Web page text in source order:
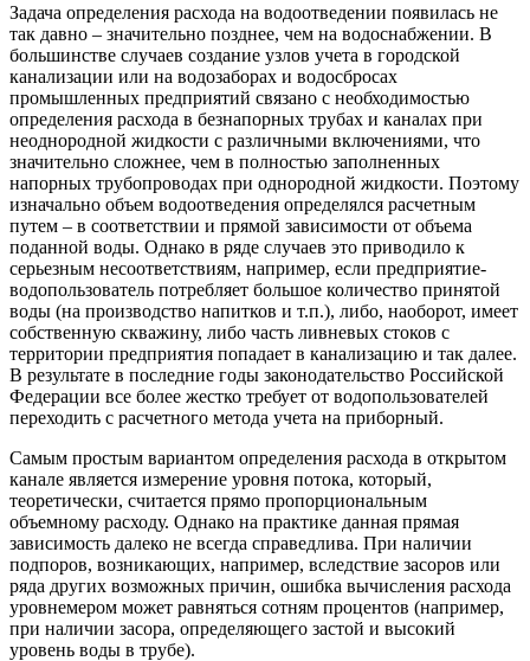
Задача определения расхода на водоотведении появилась не
так давно – значительно позднее, чем на водоснабжении. В
большинстве случаев создание узлов учета в городской
канализации или на водозаборах и водосбросах
промышленных предприятий связано с необходимостью
определения расхода в безнапорных трубах и каналах при
неоднородной жидкости с различными включениями, что
значительно сложнее, чем в полностью заполненных
напорных трубопроводах при однородной жидкости. Поэтому
изначально объем водоотведения определялся расчетным
путем – в соответствии и прямой зависимости от объема
поданной воды. Однако в ряде случаев это приводило к
серьезным несоответствиям, например, если предприятие-
водопользователь потребляет большое количество принятой
воды (на производство напитков и т.п.), либо, наоборот, имеет
собственную скважину, либо часть ливневых стоков с
территории предприятия попадает в канализацию и так далее.
В результате в последние годы законодательство Российской
Федерации все более жестко требует от водопользователей
переходить с расчетного метода учета на приборный.
Самым простым вариантом определения расхода в открытом
канале является измерение уровня потока, который,
теоретически, считается прямо пропорциональным
объемному расходу. Однако на практике данная прямая
зависимость далеко не всегда справедлива. При наличии
подпоров, возникающих, например, вследствие засоров или
ряда других возможных причин, ошибка вычисления расхода
уровнемером может равняться сотням процентов (например,
при наличии засора, определяющего застой и высокий
уровень воды в трубе).